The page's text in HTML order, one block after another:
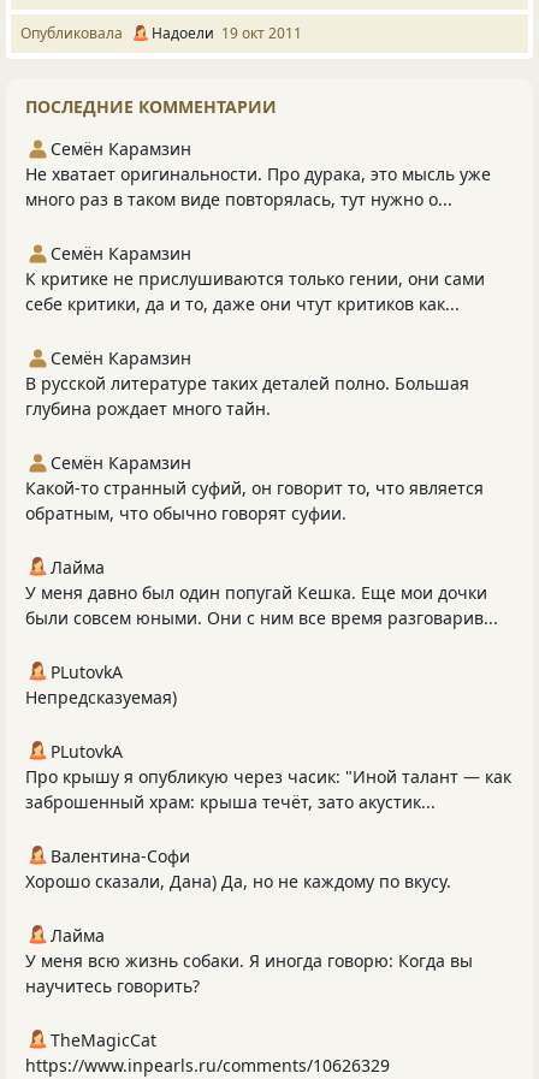
Опубликовала Надоели 19 окт 2011
ПОСЛЕДНИЕ КОММЕНТАРИИ
Семён Карамзин
Не хватает оригинальности. Про дурака, это мысль уже
много раз в таком виде повторялась, тут нужно о...
Семён Карамзин
К критике не прислушиваются только гении, они сами
себе критики, да и то, даже они чтут критиков как...
Семён Карамзин
В русской литературе таких деталей полно. Большая
глубина рождает много тайн.
Семён Карамзин
Какой-то странный суфий, он говорит то, что является
обратным, что обычно говорят суфии.
Лайма
У меня давно был один попугай Кешка. Еще мои дочки
были совсем юными. Они с ним все время разговарив...
PLutоvkА
Непредсказуемая)
PLutоvkА
Про крышу я опубликую через часик: "Иной талант — как
заброшенный храм: крыша течёт, зато акустик...
Валентина-Софи
Хорошо сказали, Дана) Да, но не каждому по вкусу.
Лайма
У меня всю жизнь собаки. Я иногда говорю: Когда вы
научитесь говорить?
TheMagicCat
https://www.inpearls.ru/comments/10626329